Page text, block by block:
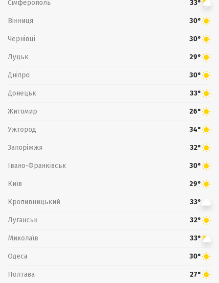
Сімферополь 33°
Вінниця 30°
Чернівці 30°
Луцьк 29°
Дніпро 30°
Донецьк 33°
Житомир 26°
Ужгород 34°
Запоріжжя 32°
Івано-Франківськ 30°
Київ 29°
Кропивницький 33°
Луганськ 32°
Миколаїв 33°
Одеса 30°
Полтава 27°